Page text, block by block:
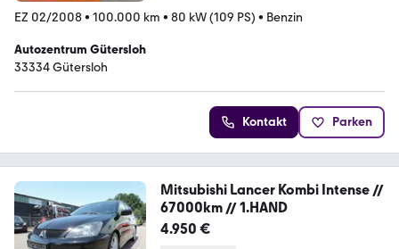
EZ 02/2008• 100.000 km • 80 kW (109 PS) • Benzin
Autozentrum Gütersloh
33334 Gütersloh
Kontakt Parken
Mitsubishi Lancer Kombi Intense //
67000km // 1.HAND
4.950 €